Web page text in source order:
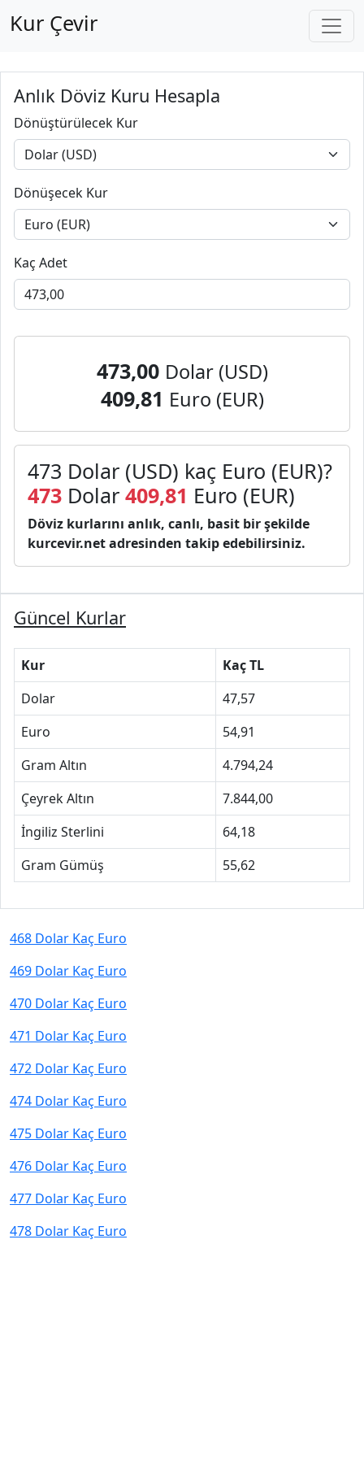
Kur Çevir
Anlık Döviz Kuru Hesapla
Dönüştürülecek Kur
Dönüşecek Kur
Kaç Adet
473,00 Dolar (USD)
409,81 Euro (EUR)
473 Dolar (USD) kaç Euro (EUR)?
473 Dolar 409,81 Euro (EUR)
Döviz kurlarını anlık, canlı, basit bir şekilde
kurcevir.net adresinden takip edebilirsiniz.
Güncel Kurlar
Kur
Kaç TL
Dolar
47,57
Euro
54,91
Gram Altın
4.794,24
Çeyrek Altın
7.844,00
İngiliz Sterlini
64,18
Gram Gümüş
55,62
468 Dolar Kaç Euro
469 Dolar Kaç Euro
470 Dolar Kaç Euro
471 Dolar Kaç Euro
472 Dolar Kaç Euro
474 Dolar Kaç Euro
475 Dolar Kaç Euro
476 Dolar Kaç Euro
477 Dolar Kaç Euro
478 Dolar Kaç Euro